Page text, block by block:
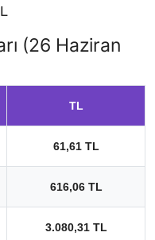
(26 Haziran
TL
61,61 TL
616,06 TL
3.080,31 TL